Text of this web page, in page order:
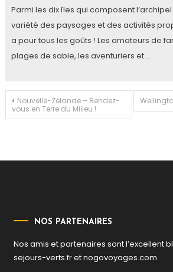
Parmi les dix îles qui composent
variété des paysages et des activités
a pour tous les goûts ! Les amateurs de
plages de sable, les aventuriers et…
Navigation
l’article
Nouvelle-Zélande – Rendez-
vous en Terre du Milieu !
NOS PARTENAIRES
Nos amis et partenaires sont l’excellent
sejours-verts.fretnogovoyages.com